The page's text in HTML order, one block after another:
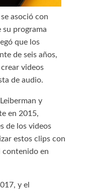
asoció con
su programa
que los
de seis años,
videos
de audio.
y
en 2015,
de los videos
estos clips con
contenido en
y el